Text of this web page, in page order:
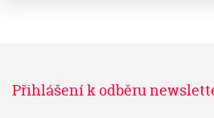
Přihlášení k odběru